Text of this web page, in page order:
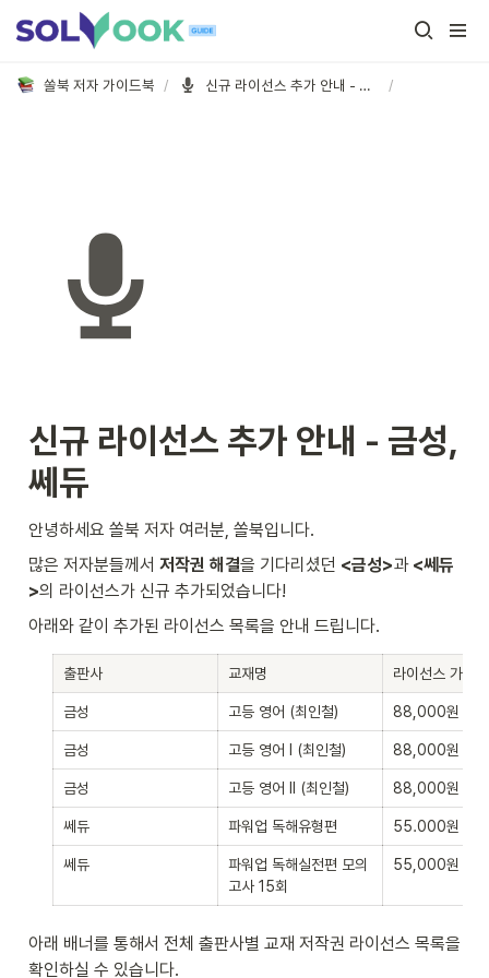
쏠북 저자 가이드북 / 신규 라이선스 추가 안내 - 금성, 쎄듀 /
신규 라이선스 추가 안내 - 금성,
쎄듀
안녕하세요 쏠북 저자 여러분, 쏠북입니다.
많은 저자분들께서 저작권 해결을 기다리셨던 <금성>과 <쎄듀
>의 라이선스가 신규 추가되었습니다!
아래와 같이 추가된 라이선스 목록을 안내 드립니다.
출판사 교재명 라이선스 가격
금성 고등 영어 (최인철) 88,000원
금성 고등 영어 Ⅰ (최인철) 88,000원
금성 고등 영어 Ⅱ (최인철) 88,000원
쎄듀 파워업 독해유형편 55.000원
쎄듀
파워업 독해실전편 모의
고사 15회
55,000원
아래 배너를 통해서 전체 출판사별 교재 저작권 라이선스 목록을
확인하실 수 있습니다.